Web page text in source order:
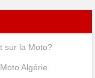
sur la Moto?
Algérie.